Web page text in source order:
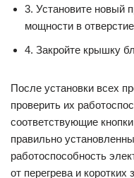
3. Установите новый
мощности в отверстие
4. Закройте крышку
После установки всех
проверить их
соответствующие
правильно
работоспособность
от перегрева и коротких